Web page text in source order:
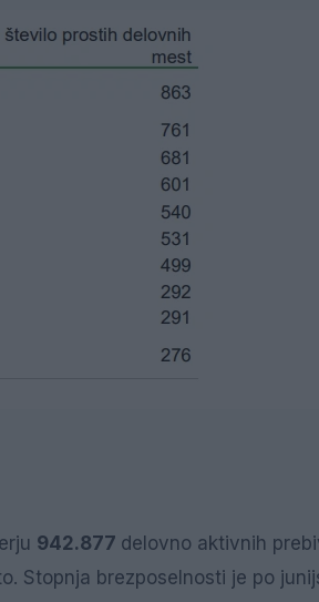
942.877 delovno aktivnih
Stopnja brezposelnosti je po